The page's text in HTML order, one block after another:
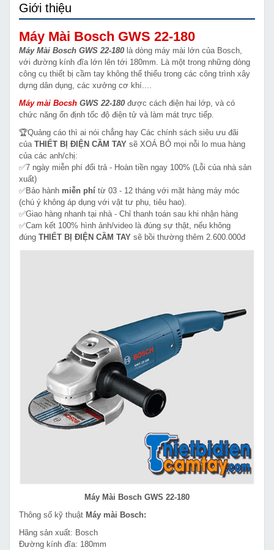
Giới thiệu
Máy Mài Bosch GWS 22-180
Máy Mài Bosch GWS 22-180 là dòng máy mài lớn của Bosch,
với đường kính đĩa lớn lên tới 180mm. Là một trong những dòng
công cụ thiết bị cầm tay không thể thiếu trong các công trình xây
dựng dân dụng, các xưởng cơ khí....
Máy mài Bocsh GWS 22-180 được cách điện hai lớp, và có
chức năng ổn định tốc độ điện tử và làm mát trực tiếp.
🏆Quảng cáo thì ai nói chẳng hay Các chính sách siêu ưu đãi
của THIẾT BỊ ĐIỆN CẦM TAY sẽ XOÁ BỎ mọi nỗi lo mua hàng
của các anh/chị:
✅7 ngày miễn phí đổi trả - Hoàn tiền ngay 100% (Lỗi của nhà sản
xuất)
✅Bảo hành miễn phí từ 03 - 12 tháng với mặt hàng máy móc
(chú ý không áp dụng với vật tư phụ, tiêu hao).
✅Giao hàng nhanh tại nhà - Chỉ thanh toán sau khi nhận hàng
✅Cam kết 100% hình ảnh/video là đúng sự thật, nếu không
đúng THIẾT BỊ ĐIỆN CẦM TAY sẽ bồi thường thêm 2.600.000đ
Máy Mài Bosch GWS 22-180
Thông số kỹ thuật Máy mài Bosch:
Hãng sản xuất: Bosch
Đường kính đĩa: 180mm